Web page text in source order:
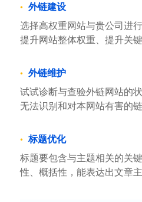
外链建设
选择高权重网站与贵公司进
提升网站整体权重、提升关
外链维护
试试诊断与查验外链网站的
无法识别和对本网站有害的
标题优化
标题要包含与主题相关的关
性、概括性，能表达出文章主